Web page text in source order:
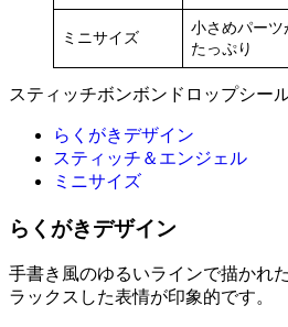
ミニサイズ
小さめパーツ
たっぷり
スティッチボンボンドロップシー
らくがきデザイン
スティッチ＆エンジェル
ミニサイズ
らくがきデザイン
手書き風のゆるいラインで描かれ
ラックスした表情が印象的です。